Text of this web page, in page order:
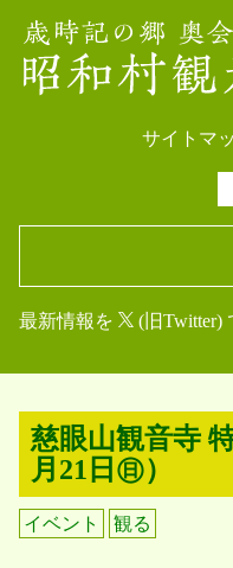
サイトマ
最新情報を (旧Twitter)
慈眼山観音寺
月21日㊐）
イベント
観る